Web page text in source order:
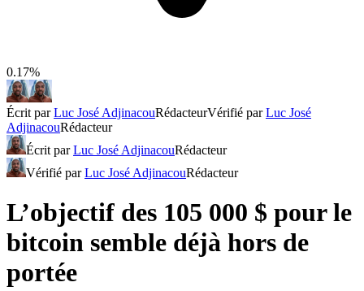
0.17%
Écrit parLuc José AdjinacouRédacteurVérifié parLuc José
AdjinacouRédacteur
Écrit parLuc José AdjinacouRédacteur
Vérifié parLuc José AdjinacouRédacteur
L’objectif des 105 000 $ pour le
bitcoin semble déjà hors de
portée